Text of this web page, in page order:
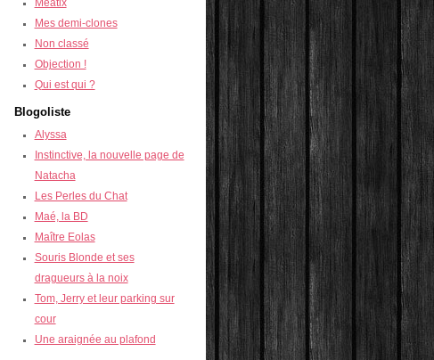
Meatix
Mes demi-clones
Non classé
Objection !
Qui est qui ?
Blogoliste
Alyssa
Instinctive, la nouvelle page de
Natacha
Les Perles du Chat
Maé, la BD
Maître Eolas
Souris Blonde et ses
dragueurs à la noix
Tom, Jerry et leur parking sur
cour
Une araignée au plafond